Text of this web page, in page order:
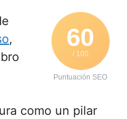
60
/ 100
Puntuación SEO
,
como un pilar